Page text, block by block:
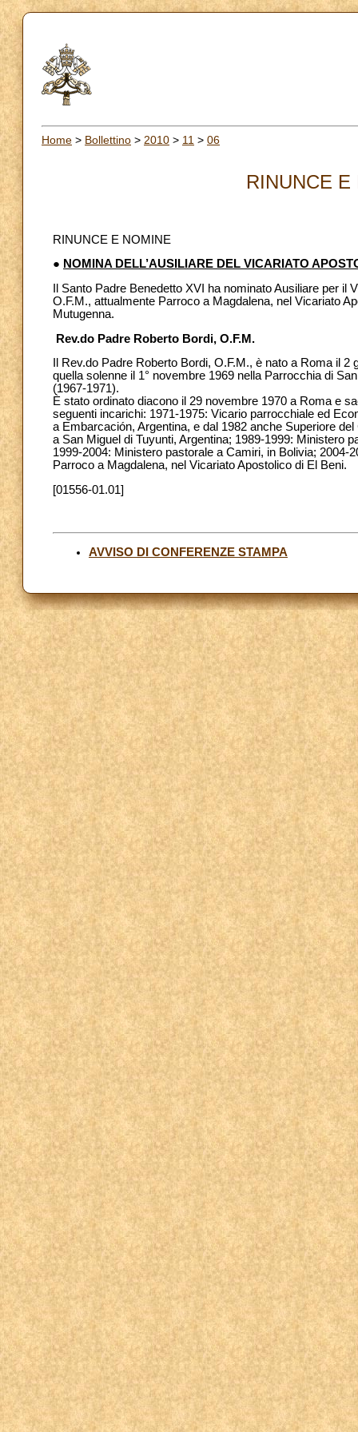
Home > Bollettino > 2010 > 11 > 06
RINUNCE E
RINUNCE E NOMINE
● NOMINA DELL’AUSILIARE DEL VICARIATO
Il Santo Padre Benedetto XVI ha nominato Ausiliare per
O.F.M., attualmente Parroco a Magdalena, nel Vicariato
Mutugenna.
Rev.do Padre Roberto Bordi, O.F.M.
Il Rev.do Padre Roberto Bordi, O.F.M., è nato a Roma il
quella solenne il 1° novembre 1969 nella Parrocchia di
(1967-1971).
È stato ordinato diacono il 29 novembre 1970 a Roma e
seguenti incarichi: 1971-1975: Vicario parrocchiale ed
a Embarcación, Argentina, e dal 1982 anche Superiore
a San Miguel di Tuyunti, Argentina; 1989-1999: Ministero
1999-2004: Ministero pastorale a Camiri, in Bolivia;
Parroco a Magdalena, nel Vicariato Apostolico di El Beni.
[01556-01.01]
AVVISO DI CONFERENZE STAMPA